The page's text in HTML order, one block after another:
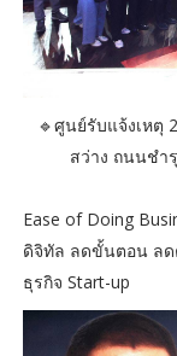
🔹ศูนย์รับแจ้งเหตุ
สว่าง ถนนชำ
Ease of Doing
ดิจิทัล ลดขั้นตอน ลด
ธุรกิจ Start-up